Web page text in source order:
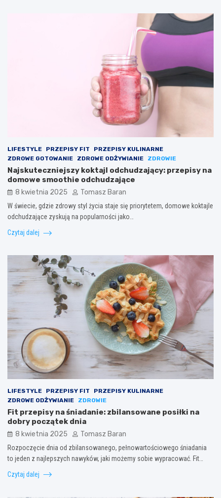
LIFESTYLE PRZEPISY FIT
PRZEPISY KULINARNE
ZDROWE GOTOWANIE
ZDROWE ODŻYWIANIE ZDROWIE
Najskuteczniejszy koktajl odchudzający: przepisy na
domowe smoothie odchudzające
8 kwietnia 2025 Tomasz Baran
W świecie, gdzie zdrowy styl życia staje się priorytetem, domowe koktajle
odchudzające zyskują na popularności jako…
Czytaj dalej
LIFESTYLE PRZEPISY FIT
PRZEPISY KULINARNE
ZDROWE ODŻYWIANIE
ZDROWIE
Fit przepisy na śniadanie: zbilansowane posiłki na
dobry początek dnia
8 kwietnia 2025 Tomasz Baran
Rozpoczęcie dnia od zbilansowanego, pełnowartościowego śniadania
to jeden z najlepszych nawyków, jaki możemy sobie wypracować. Fit…
Czytaj dalej